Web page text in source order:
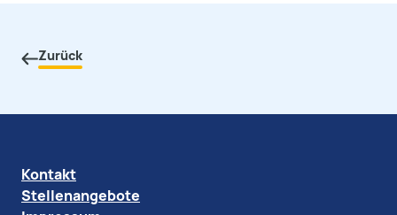
Zurück
Kontakt
Stellenangebote